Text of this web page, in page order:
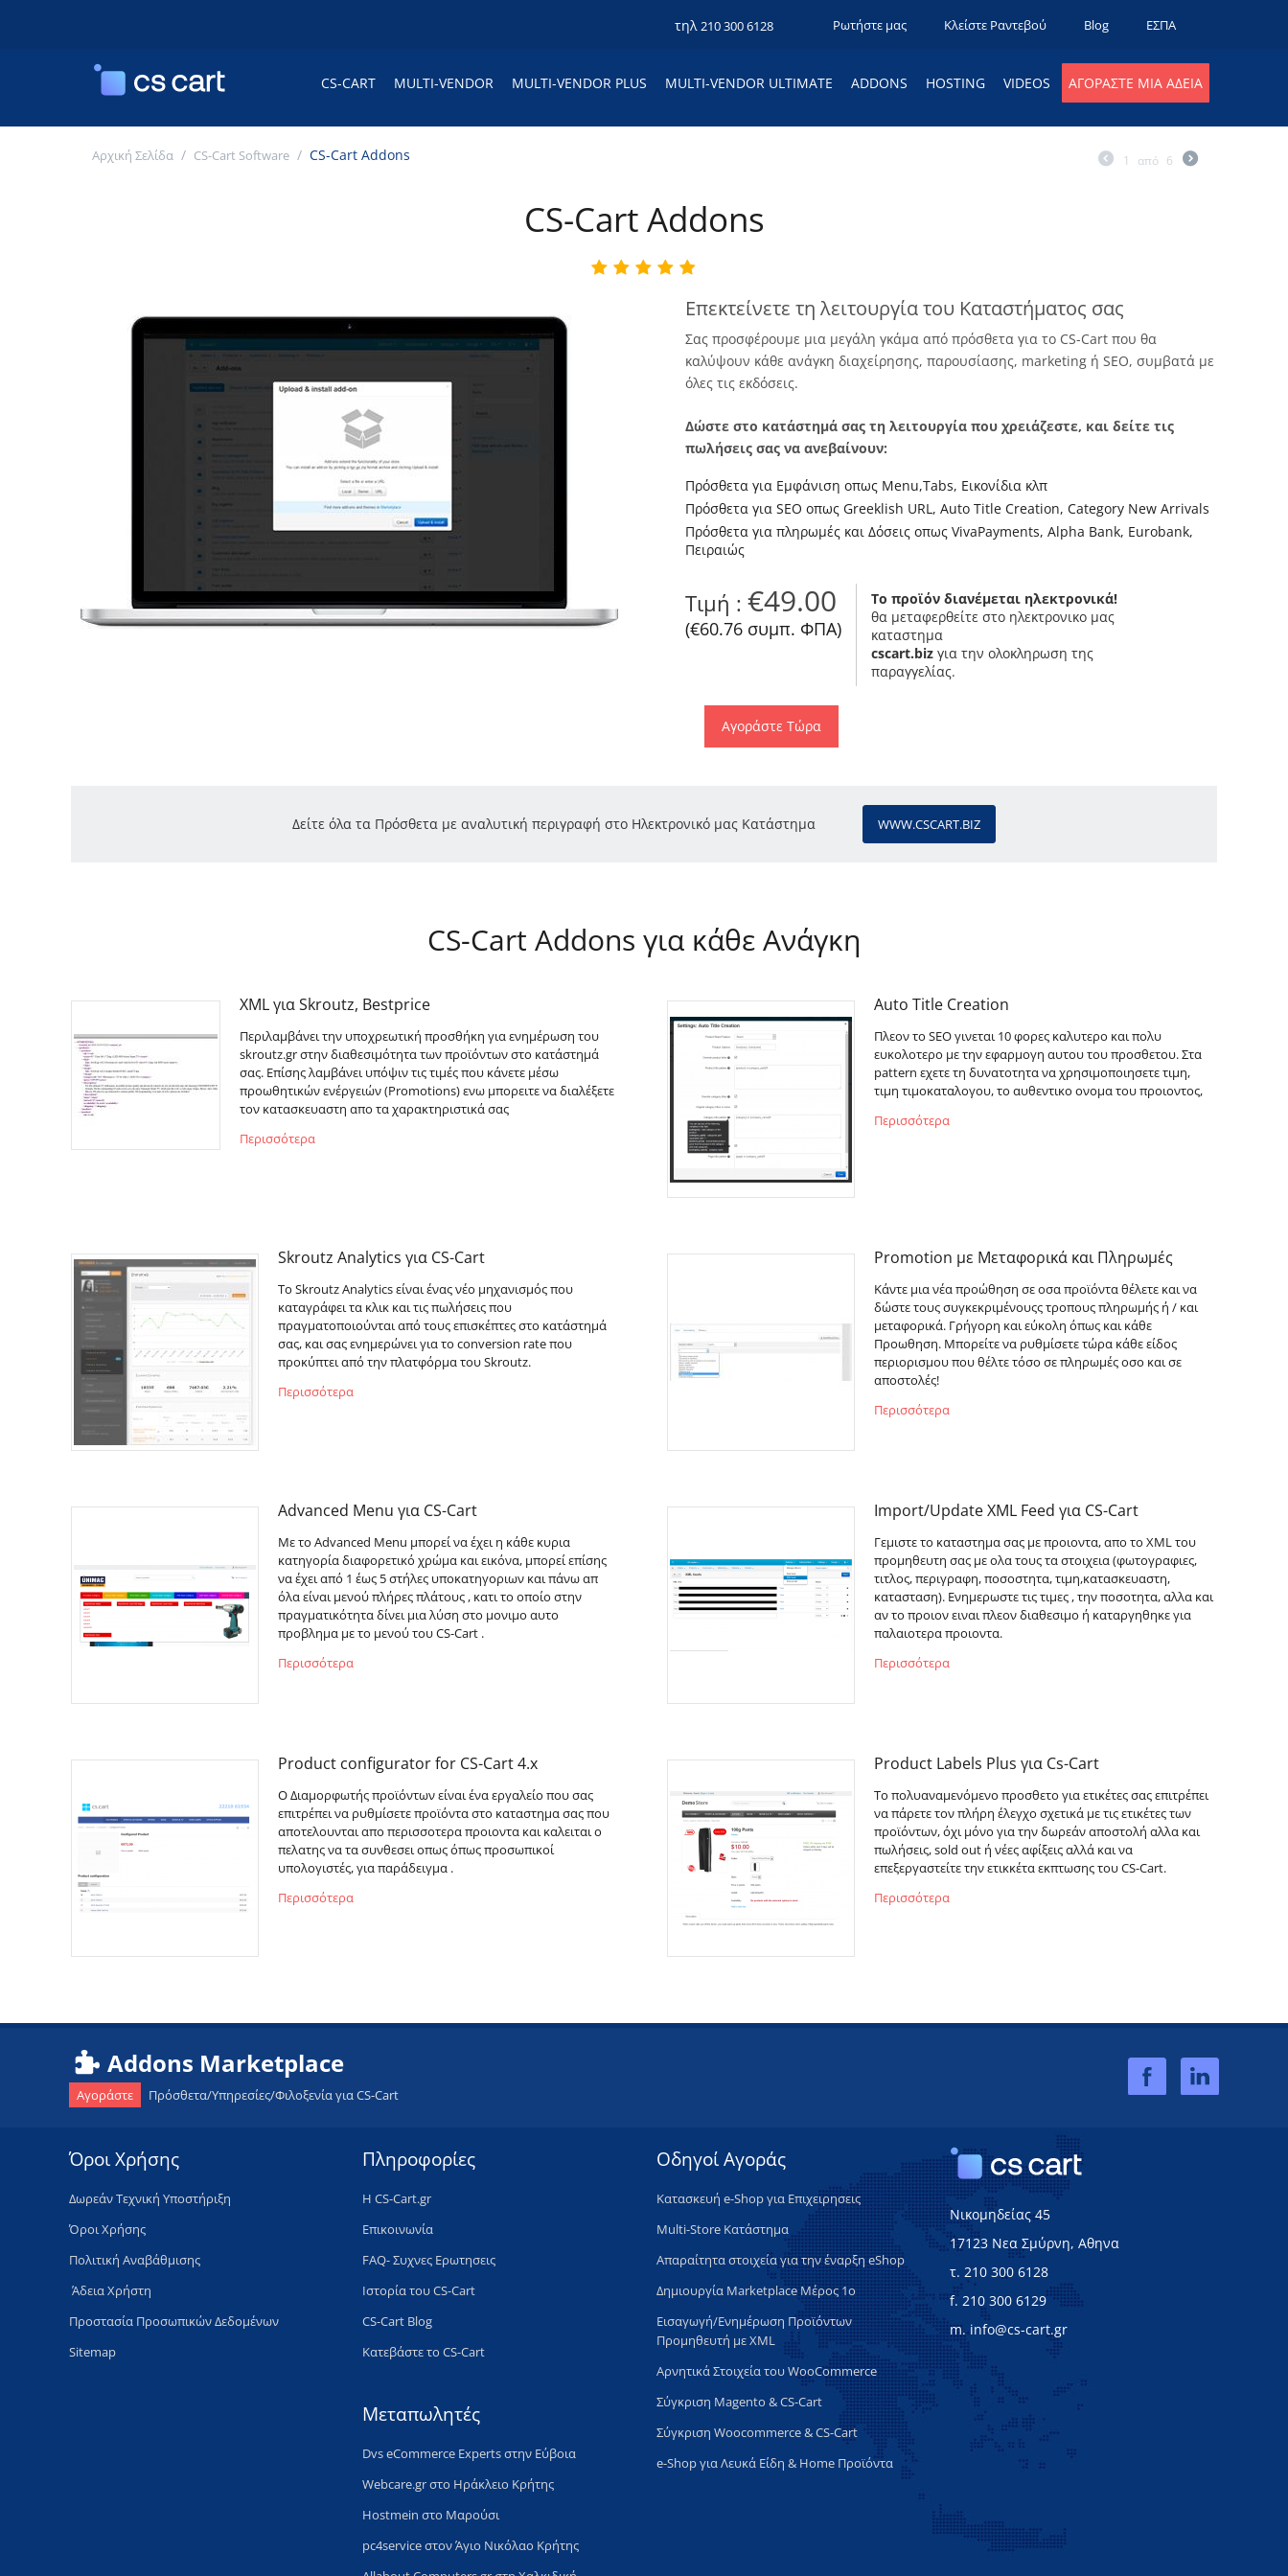
Ρωτήστε μας Κλείστε Ραντεβού Blog ΕΣΠΑ
τηλ210 300 6128
CS-CART MULTI-VENDOR MULTI-VENDOR PLUS MULTI-VENDOR ULTIMATE ADDONS HOSTING VIDEOS ΑΓΟΡΆΣΤΕ ΜΙΑ ΆΔΕΙΑ
Αρχική Σελίδα / CS-Cart Software / CS-Cart Addons 1 από 6
CS-Cart Addons
Επεκτείνετε τη λειτουργία του Καταστήματος σας
Σας προσφέρουμε μια μεγάλη γκάμα από πρόσθετα για το CS-Cart που θα
καλύψουν κάθε ανάγκη διαχείρησης, παρουσίασης, marketing ή SEO, συμβατά με
όλες τις εκδόσεις.
Δώστε στο κατάστημά σας τη λειτουργία που χρειάζεστε, και δείτε τις
πωλήσεις σας να ανεβαίνουν:
Πρόσθετα για Εμφάνιση οπως Menu,Tabs, Εικονίδια κλπ
Πρόσθετα για SEO οπως Greeklish URL, Auto Title Creation, Category New Arrivals
Πρόσθετα για πληρωμές και Δόσεις οπως VivaPayments, Alpha Bank, Eurobank,
Πειραιώς
Τιμή : €49.00
(€60.76συμπ. ΦΠΑ)
Το προϊόν διανέμεται ηλεκτρονικά!
θα μεταφερθείτε στο ηλεκτρονικο μας
καταστημα
cscart.bizγια την ολοκληρωση της
παραγγελίας.
Αγοράστε Τώρα
Δείτε όλα τα Πρόσθετα με αναλυτική περιγραφή στο Ηλεκτρονικό μας Κατάστημα WWW.CSCART.BIZ
CS-Cart Addons για κάθε Ανάγκη
XML για Skroutz, Bestprice
Περιλαμβάνει την υποχρεωτική προσθήκη για ενημέρωση του
skroutz.gr στην διαθεσιμότητα των προϊόντων στο κατάστημά
σας. Επίσης λαμβάνει υπόψιν τις τιμές που κάνετε μέσω
προωθητικών ενέργειών (Promotions) ενω μπορειτε να διαλέξετε
τον κατασκευαστη απο τα χαρακτηριστικά σας
Περισσότερα
Auto Title Creation
Πλεον το SEO γινεται 10 φορες καλυτερο και πολυ
ευκολοτερο με την εφαρμογη αυτου του προσθετου. Στα
pattern εχετε τη δυνατοτητα να χρησιμοποιησετε τιμη,
τιμη τιμοκαταλογου, το αυθεντικο ονομα του προιοντος,
Περισσότερα
Skroutz Analytics για CS-Cart
Το Skroutz Analytics είναι ένας νέο μηχανισμός που
καταγράφει τα κλικ και τις πωλήσεις που
πραγματοποιούνται από τους επισκέπτες στο κατάστημά
σας, και σας ενημερώνει για το conversion rate που
προκύπτει από την πλατφόρμα του Skroutz.
Περισσότερα
Promotion με Μεταφορικά και Πληρωμές
Κάντε μια νέα προώθηση σε οσα προϊόντα θέλετε και να
δώστε τους συγκεκριμένουςς τροπους πληρωμής ή / και
μεταφορικά. Γρήγορη και εύκολη όπως και κάθε
Προωθηση. Μπορείτε να ρυθμίσετε τώρα κάθε είδος
περιορισμου που θέλτε τόσο σε πληρωμές οσο και σε
αποστολές!
Περισσότερα
Advanced Menu για CS-Cart
Με το Advanced Menu μπορεί να έχει η κάθε κυρια
κατηγορία διαφορετικό χρώμα και εικόνα, μπορεί επίσης
να έχει από 1 έως 5 στήλες υποκατηγοριων και πάνω απ
όλα είναι μενού πλήρες πλάτους , κατι το οποίο στην
πραγματικότητα δίνει μια λύση στο μονιμο αυτο
προβλημα με το μενού του CS-Cart .
Περισσότερα
Import/Update XML Feed για CS-Cart
Γεμιστε το καταστημα σας με προιοντα, απο το XML του
προμηθευτη σας με ολα τους τα στοιχεια (φωτογραφιες,
τιτλος, περιγραφη, ποσοστητα, τιμη,κατασκευαστη,
κατασταση). Ενημερωστε τις τιμες , την ποσοτητα, αλλα και
αν το προιον ειναι πλεον διαθεσιμο ή καταργηθηκε για
παλαιοτερα προιοντα.
Περισσότερα
Product configurator for CS-Cart 4.x
Ο Διαμορφωτής προϊόντων είναι ένα εργαλείο που σας
επιτρέπει να ρυθμίσετε προϊόντα στο καταστημα σας που
αποτελουνται απο περισσοτερα προιοντα και καλειται ο
πελατης να τα συνθεσει οπως όπως προσωπικοί
υπολογιστές, για παράδειγμα .
Περισσότερα
Product Labels Plus για Cs-Cart
Το πολυαναμενόμενο προσθετο για ετικέτες σας επιτρέπει
να πάρετε τον πλήρη έλεγχο σχετικά με τις ετικέτες των
προϊόντων, όχι μόνο για την δωρεάν αποστολή αλλα και
πωλήσεις, sold out ή νέες αφίξεις αλλά και να
επεξεργαστείτε την ετικκέτα εκπτωσης του CS-Cart.
Περισσότερα
Addons Marketplace
Αγοράστε Πρόσθετα/Υπηρεσίες/Φιλοξενία για CS-Cart
Όροι Χρήσης
​Δωρεάν Τεχνική Υποστήριξη
Όροι Χρήσης
Πολιτική Aναβάθμισης
​ Άδεια Xρήστη
Προστασία Προσωπικών Δεδομένων
Sitemap
Πληροφορίες
H CS-Cart.gr
Επικοινωνία
FAQ- Συχνες Ερωτησεις
Ιστορία του CS-Cart
CS-Cart Blog
Κατεβάστε το CS-Cart
Μεταπωλητές
Dvs eCommerce Experts στην Εύβοια
Webcare.gr στο Ηράκλειο Κρήτης
Hostmein στο Μαρούσι
pc4service στον Άγιο Νικόλαο Κρήτης
Οδηγοί Αγοράς
Κατασκευή e-Shop για Επιχειρησεις
Multi-Store Κατάστημα
Απαραίτητα στοιχεία για την έναρξη eShop
Δημιουργία Marketplace Μέρος 1ο
Εισαγωγή/Ενημέρωση Προϊόντων
Προμηθευτή με XML
Αρνητικά Στοιχεία του WooCommerce
Σύγκριση Magento & CS-Cart
Σύγκριση Woocommerce & CS-Cart
e-Shop για Λευκά Είδη & Home Προϊόντα
Νικομηδείας 45
17123 Νεα Σμύρνη, Αθηνα
τ. 210 300 6128
f. 210 300 6129
m. info@cs-cart.gr